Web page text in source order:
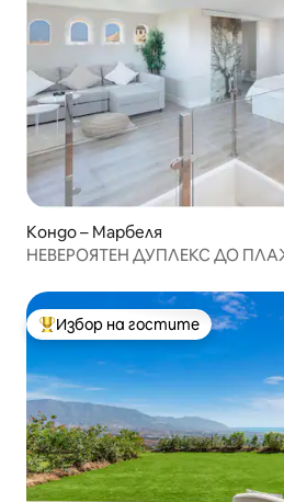
Кондо – Марбеля
НЕВЕРОЯТЕН ДУПЛЕКС ДО
Най-популярен избор на
Избор на гостите